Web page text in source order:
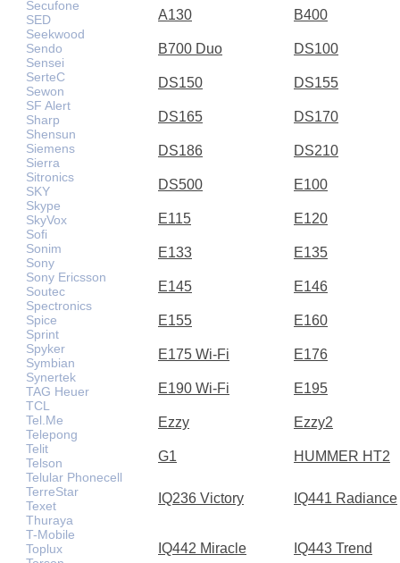
Secufone
SED
Seekwood
Sendo
Sensei
SerteC
Sewon
SF Alert
Sharp
Shensun
Siemens
Sierra
Sitronics
SKY
Skype
SkyVox
Sofi
Sonim
Sony
Sony Ericsson
Soutec
Spectronics
Spice
Sprint
Spyker
Symbian
Synertek
TAG Heuer
TCL
Tel.Me
Telepong
Telit
Telson
Telular Phonecell
TerreStar
Texet
Thuraya
T-Mobile
Toplux
A130 B400
B700 Duo DS100
DS150 DS155
DS165 DS170
DS186 DS210
DS500 E100
E115 E120
E133 E135
E145 E146
E155 E160
E175 Wi-Fi E176
E190 Wi-Fi E195
Ezzy Ezzy2
G1 HUMMER HT2
IQ236 Victory IQ441 Radiance
IQ442 Miracle IQ443 Trend